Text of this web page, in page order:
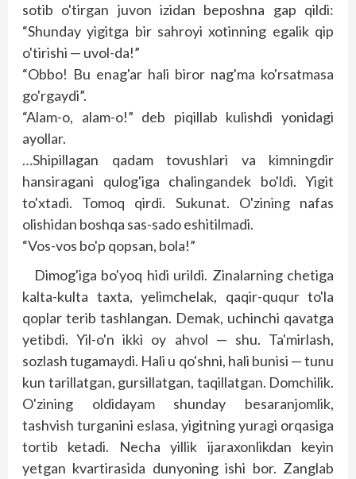
sotib o'tirgan juvon izidan beposhna gap qildi:
“Shunday yigitga bir sahroyi xotinning egalik qip
o'tirishi — uvol-da!”
“Obbo! Bu enag'ar hali biror nag'ma ko'rsatmasa
go'rgaydi”.
“Alam-o, alam-o!” deb piqillab kulishdi yonidagi
ayollar.
…Shipillagan qadam tovushlari va kimningdir
hansiragani qulog'iga chalingandek bo'ldi. Yigit
to'xtadi. Tomoq qirdi. Sukunat. O'zining nafas
olishidan boshqa sas-sado eshitilmadi.
“Vos-vos bo'p qopsan, bola!”
Dimog'iga bo'yoq hidi urildi. Zinalarning chetiga
kalta-kulta taxta, yelimchelak, qaqir-ququr to'la
qoplar terib tashlangan. Demak, uchinchi qavatga
yetibdi. Yil-o'n ikki oy ahvol — shu. Ta'mirlash,
sozlash tugamaydi. Hali u qo'shni, hali bunisi — tunu
kun tarillatgan, gursillatgan, taqillatgan. Domchilik.
O'zining oldidayam shunday besaranjomlik,
tashvish turganini eslasa, yigitning yuragi orqasiga
tortib ketadi. Necha yillik ijaraxonlikdan keyin
yetgan kvartirasida dunyoning ishi bor. Zanglab